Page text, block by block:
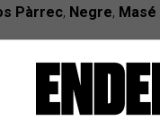
Pàrrec, Negre, Masé
Serra al Mobofest